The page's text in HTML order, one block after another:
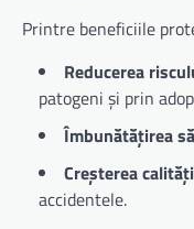
Printre beneficiile
Reducerea
patogeni și prin
Îmbunătățirea
Creșterea
accidentele.